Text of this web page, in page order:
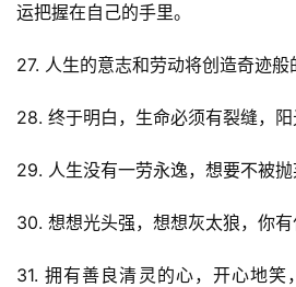
运把握在自己的手里。
27. 人生的意志和劳动将创造奇迹般
28. 终于明白，生命必须有裂缝，阳
29. 人生没有一劳永逸，想要不被抛
30. 想想光头强，想想灰太狼，你有
31. 拥有善良清灵的心，开心地